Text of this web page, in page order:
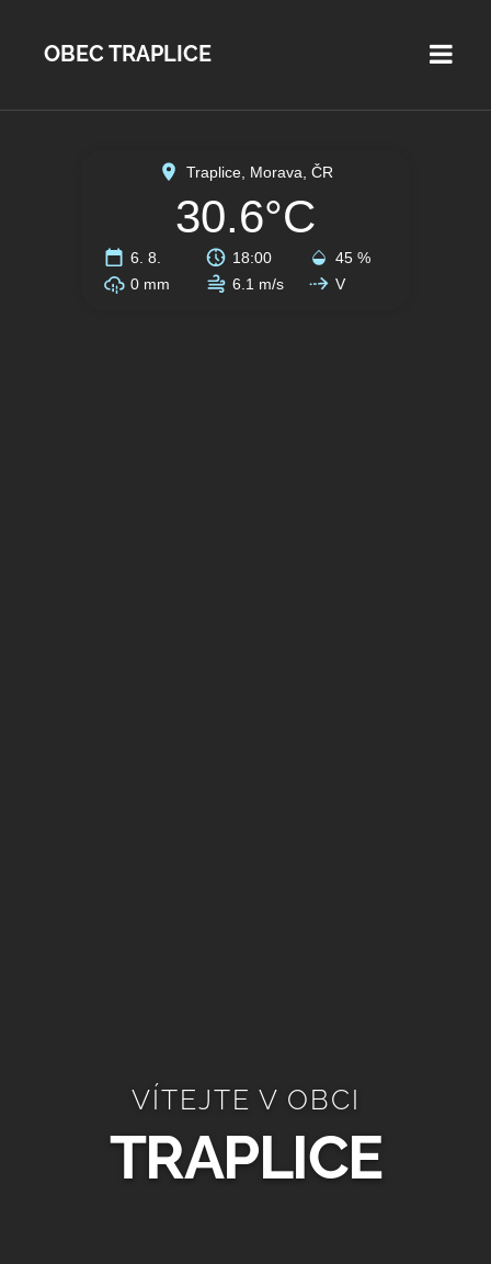
OBEC TRAPLICE
VÍTEJTE V OBCI
TRAPLICE
Traplice, Morava, ČR
30.6°C
6. 8. 18:00
45 %
0 mm
6.1 m/s V